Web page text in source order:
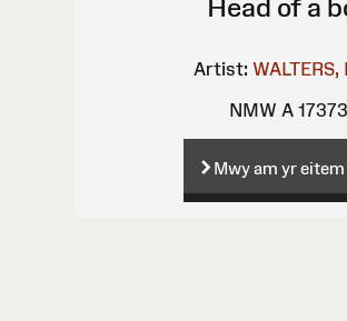
Head of a
Artist: WALTERS,
NMW A 17373
Mwy am yr eitem